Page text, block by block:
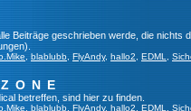
Beiträge geschrieben werde, die
blablubb FlyAndy, hallo2 EDML
betreffen, sind hier zu finden.
blablubb FlyAndy, hallo2 EDML